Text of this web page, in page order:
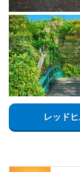
レッド